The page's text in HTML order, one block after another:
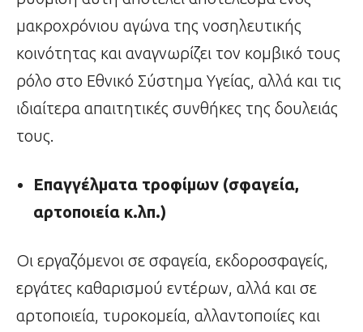
μακροχρόνιου αγώνα της νοσηλευτικής
κοινότητας και αναγνωρίζει τον κομβικό τους
ρόλο στο Εθνικό Σύστημα Υγείας, αλλά και τις
ιδιαίτερα απαιτητικές συνθήκες της δουλειάς
τους.
Επαγγέλματα τροφίμων (σφαγεία,
αρτοποιεία κ.λπ.)
Οι εργαζόμενοι σε σφαγεία, εκδοροσφαγείς,
εργάτες καθαρισμού εντέρων, αλλά και σε
αρτοποιεία, τυροκομεία, αλλαντοποιίες και